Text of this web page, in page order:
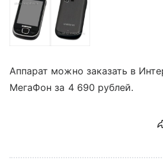
Аппарат можно заказать в
МегаФон за 4 690 рублей.